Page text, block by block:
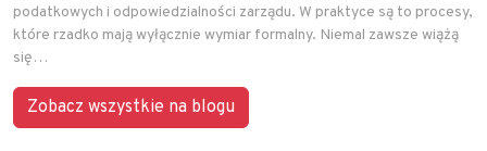
podatkowych i odpowiedzialności zarządu. W praktyce są to procesy,
które rzadko mają wyłącznie wymiar formalny. Niemal zawsze wiążą
się…
Zobacz wszystkie na blogu